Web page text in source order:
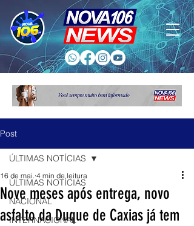
Post
ÚLTIMAS NOTÍCIAS
NACIONAL
INTERNACIONAL
ÚLTIMAS NOTÍCIAS
Nove meses após entrega, novo
asfalto da Duque de Caxias já tem
16 de mai. 4 min de leitura